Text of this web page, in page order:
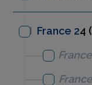
France 24